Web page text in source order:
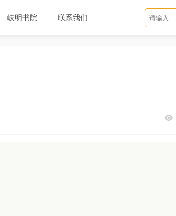
岐明书院 联系我们